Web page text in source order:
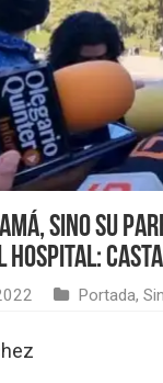
sino su
hospital:
Portada,